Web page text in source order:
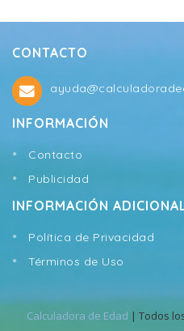
CONTACTO
INFORMACIÓN
Contacto
Publicidad
INFORMACIÓN
Política de Privacidad
Términos de Uso
Calculadora de Edad | Todos